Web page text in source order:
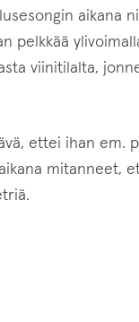
aikana
pelkkää
viinitilalta,
ettei ihan em.
mitanneet,